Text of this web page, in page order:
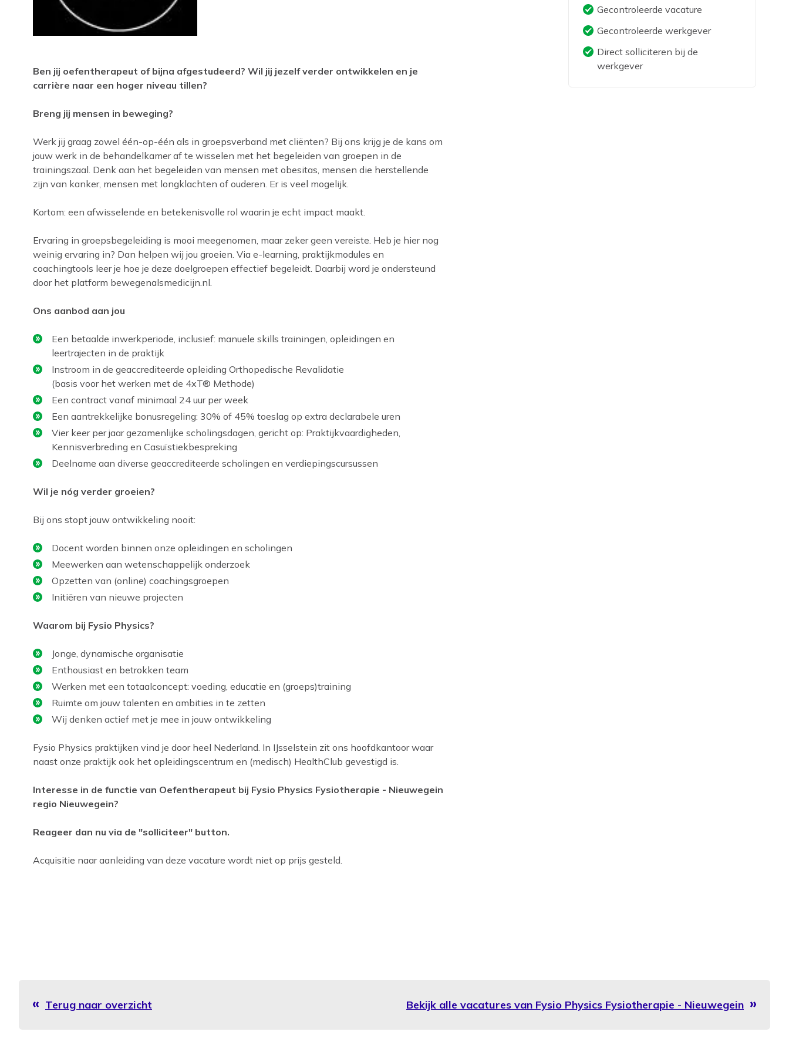
Ben jij oefentherapeut of bijna afgestudeerd? Wil jij jezelf verder ontwikkelen en je
carrière naar een hoger niveau tillen?
Breng jij mensen in beweging?
Werk jij graag zowel één-op-één als in groepsverband met cliënten? Bij ons krijg je de kans om
jouw werk in de behandelkamer af te wisselen met het begeleiden van groepen in de
trainingszaal. Denk aan het begeleiden van mensen met obesitas, mensen die herstellende
zijn van kanker, mensen met longklachten of ouderen. Er is veel mogelijk.
Kortom: een afwisselende en betekenisvolle rol waarin je echt impact maakt.
Ervaring in groepsbegeleiding is mooi meegenomen, maar zeker geen vereiste. Heb je hier nog
weinig ervaring in? Dan helpen wij jou groeien. Via e-learning, praktijkmodules en
coachingtools leer je hoe je deze doelgroepen effectief begeleidt. Daarbij word je ondersteund
door het platform bewegenalsmedicijn.nl.
Ons aanbod aan jou
Een betaalde inwerkperiode, inclusief: manuele skills trainingen, opleidingen en
leertrajecten in de praktijk
Instroom in de geaccrediteerde opleiding Orthopedische Revalidatie
(basis voor het werken met de 4xT® Methode)
Een contract vanaf minimaal 24 uur per week
Een aantrekkelijke bonusregeling: 30% of 45% toeslag op extra declarabele uren
Vier keer per jaar gezamenlijke scholingsdagen, gericht op: Praktijkvaardigheden,
Kennisverbreding en Casuïstiekbespreking
Deelname aan diverse geaccrediteerde scholingen en verdiepingscursussen
Wil je nóg verder groeien?
Bij ons stopt jouw ontwikkeling nooit:
Docent worden binnen onze opleidingen en scholingen
Meewerken aan wetenschappelijk onderzoek
Opzetten van (online) coachingsgroepen
Initiëren van nieuwe projecten
Waarom bij Fysio Physics?
Jonge, dynamische organisatie
Enthousiast en betrokken team
Werken met een totaalconcept: voeding, educatie en (groeps)training
Ruimte om jouw talenten en ambities in te zetten
Wij denken actief met je mee in jouw ontwikkeling
Fysio Physics praktijken vind je door heel Nederland. In IJsselstein zit ons hoofdkantoor waar
naast onze praktijk ook het opleidingscentrum en (medisch) HealthClub gevestigd is.
Interesse in de functie van Oefentherapeut bij Fysio Physics Fysiotherapie - Nieuwegein
regio Nieuwegein?
Reageer dan nu via de "solliciteer" button.
Acquisitie naar aanleiding van deze vacature wordt niet op prijs gesteld.
Terug naar overzicht Bekijk alle vacatures van Fysio Physics Fysiotherapie - Nieuwegein
Gecontroleerde vacature
Gecontroleerde werkgever
Direct solliciteren bij de
werkgever